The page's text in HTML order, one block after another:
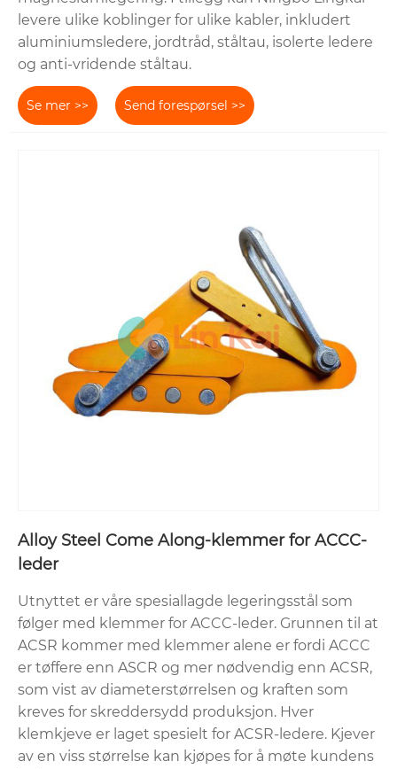
levere ulike koblinger for ulike kabler, inkludert
aluminiumsledere, jordtråd, ståltau, isolerte ledere
og anti-vridende ståltau.
Se mer >> Send forespørsel >>
Alloy Steel Come Along-klemmer for ACCC-
leder
Utnyttet er våre spesiallagde legeringsstål som
følger med klemmer for ACCC-leder. Grunnen til at
ACSR kommer med klemmer alene er fordi ACCC
er tøffere enn ASCR og mer nødvendig enn ACSR,
som vist av diameterstørrelsen og kraften som
kreves for skreddersydd produksjon. Hver
klemkjeve er laget spesielt for ACSR-ledere. Kjever
av en viss størrelse kan kjøpes for å møte kundens